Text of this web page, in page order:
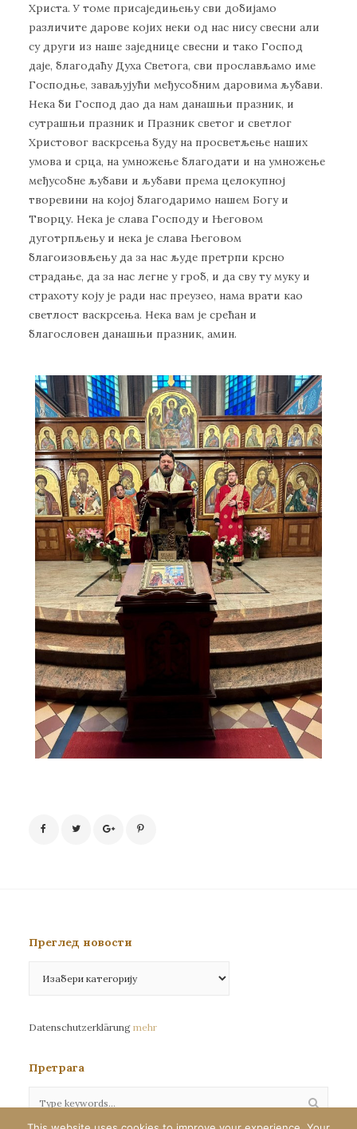
Христа. У томе присаједињењу сви добијамо
различите дарове којих неки од нас нису свесни али
су други из наше заједнице свесни и тако Господ
даје, благодаћу Духа Светога, сви прослављамо име
Господње, заваљујући међусобним даровима љубави.
Нека би Господ дао да нам данашњи празник, и
сутрашњи празник и Празник светог и светлог
Христовог васкрсења буду на просветљење наших
умова и срца, на умножење благодати и на умножење
међусобне љубави и љубави према целокупној
творевини на којој благодаримо нашем Богу и
Творцу. Нека је слава Господу и Његовом
дуготрпљењу и нека је слава Његовом
благоизовљењу да за нас људе претрпи крсно
страдање, да за нас легне у гроб, и да сву ту муку и
страхоту коју је ради нас преузео, нама врати као
светлост васкрсења. Нека вам је срећан и
благословен данашњи празник, амин.
Преглед новости
новости
Datenschutzerklärung mehr
Претрага